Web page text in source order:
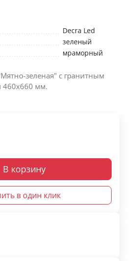
Decra Led
зеленый
мраморный
зеленая" с гранитным
460х660 мм.
В корзину
в один клик